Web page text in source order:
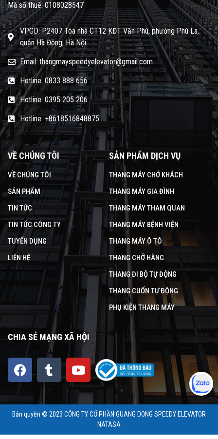
Mã số thuế: 0108028547
VPGD: P.2407 Tòa nhà CT12 KĐT Văn Phú, phường Phú La,
quận Hà Đông, Hà Nội
Email: thangmayspeedyelevator@gmail.com
Hotline: 0833 888 656
Hotline: 0395 205 206
Hotline: +8618516848875
VỀ CHÚNG TÔI
VỀ CHÚNG TÔI
SẢN PHẨM
TIN TỨC
TIN TỨC CÔNG TY
TUYỂN DỤNG
LIÊN HỆ
SẢN PHẨM DỊCH VỤ
THANG MÁY CHỞ KHÁCH
THANG MÁY GIA ĐÌNH
THANG MÁY THAM QUAN
THANG MÁY BỆNH VIỆN
THANG MÁY Ô TÔ
THANG CHỞ HÀNG
THANG ĐI BỘ TỰ ĐỘNG
THANG CUỐN TỰ ĐỘNG
PHỤ KIỆN THANG MÁY
CHIA SẺ MẠNG XÃ HỘI
Bản quyền © 2023 CÔNG TY CỔ PHẦN GUANG DONG SPEEDY ELEVATOR
NATASA